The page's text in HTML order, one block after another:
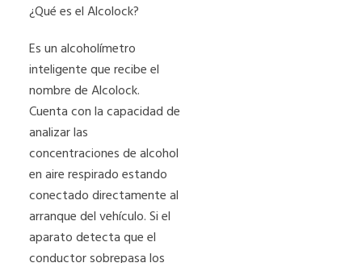
¿Qué es el Alcolock?
Es un alcoholímetro
inteligente que recibe el
nombre de Alcolock.
Cuenta con la capacidad de
analizar las
concentraciones de alcohol
en aire respirado estando
conectado directamente al
arranque del vehículo. Si el
aparato detecta que el